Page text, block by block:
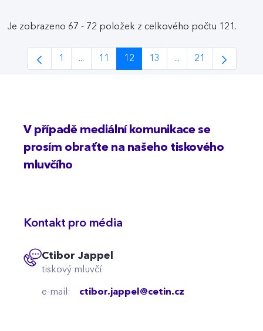
Je zobrazeno 67 - 72 položek z celkového počtu 121.
Stránka
1 ...
Intermediate Pages Use TAB to navigate.
Stránka
11
Stránka
12
Stránka
13 ...
Intermediate Pages
Stránka
21
V případě mediální komunikace se
prosím obraťte na našeho tiskového
mluvčího
Kontakt pro média
Ctibor Jappel
tiskový mluvčí
e-mail: ctibor.jappel@cetin.cz